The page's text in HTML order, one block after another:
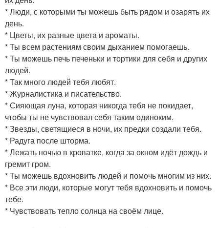
* Люди, с которыми ты можешь быть рядом и озарять их
день.
* Цветы, их разные цвета и ароматы.
* Ты всем растениям своим дыханием помогаешь.
* Ты можешь печь печеньки и тортики для себя и других
людей.
* Так много людей тебя любят.
* Журналистика и писательство.
* Сияющая луна, которая никогда тебя не покидает,
чтобы ты не чувствовал себя таким одиноким.
* Звезды, светящиеся в ночи, их предки создали тебя.
* Радуга после шторма.
* Лежать ночью в кроватке, когда за окном идёт дождь и
гремит гром.
* Ты можешь вдохновить людей и помочь многим из них.
* Все эти люди, которые могут тебя вдохновить и помочь
тебе.
* Чувствовать тепло солнца на своём лице.